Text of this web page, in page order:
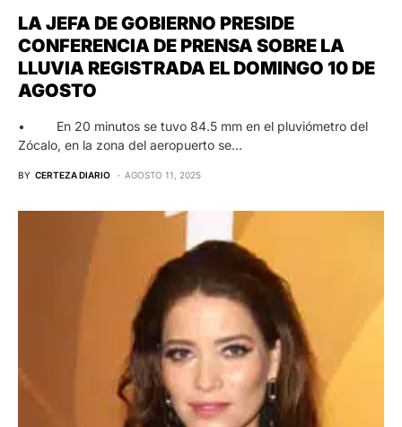
LA JEFA DE GOBIERNO PRESIDE
CONFERENCIA DE PRENSA SOBRE LA
LLUVIA REGISTRADA EL DOMINGO 10 DE
AGOSTO
• En 20 minutos se tuvo 84.5 mm en el pluviómetro del
Zócalo, en la zona del aeropuerto se…
BY CERTEZA DIARIO AGOSTO 11, 2025